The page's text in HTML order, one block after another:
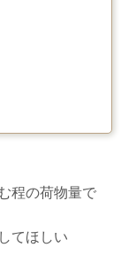
程の荷物量で
てほしい